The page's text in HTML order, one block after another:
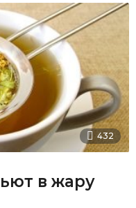
432
в жару